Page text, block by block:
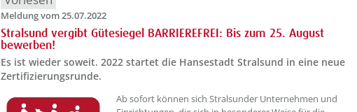
Meldung vom 25.07.2022
Stralsund vergibt Gütesiegel BARRIEREFREI: Bis zum 25. August
bewerben!
Es ist wieder soweit. 2022 startet die Hansestadt Stralsund in eine neue
Zertifizierungsrunde.
??? absaetzeOben[1]/titel ???
Ab sofort können sich Stralsunder Unternehmen und